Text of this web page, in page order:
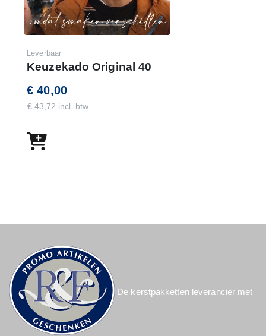
Leverbaar
Keuzekado Original 40
€ 40,00
€ 43,72 incl. btw
De kerstpakketten leverancier met